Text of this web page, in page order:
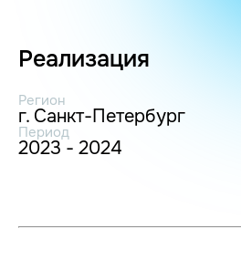
Реализация
Регион
г. Санкт-Петербург
Период
2023 - 2024